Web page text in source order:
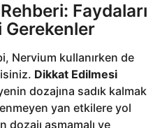
Faydaları
Gerekenler
Nervium kullanırken de
Dikkat Edilmesi
dozajına sadık kalmak
yan etkilere yol
dozajı aşmamalı ve